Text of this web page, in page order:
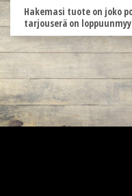
Hakemasi tuote on joko
tarjouserä on